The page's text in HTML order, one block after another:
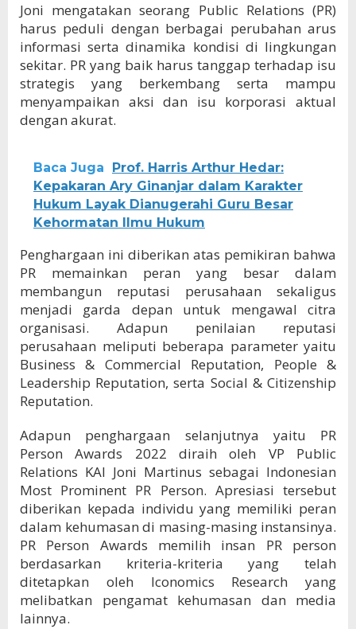
Joni mengatakan seorang Public Relations (PR)
harus peduli dengan berbagai perubahan arus
informasi serta dinamika kondisi di lingkungan
sekitar. PR yang baik harus tanggap terhadap isu
strategis yang berkembang serta mampu
menyampaikan aksi dan isu korporasi aktual
dengan akurat.
Baca Juga
Prof. Harris Arthur Hedar:
Kepakaran Ary Ginanjar dalam Karakter
Hukum Layak Dianugerahi Guru Besar
Kehormatan Ilmu Hukum
Penghargaan ini diberikan atas pemikiran bahwa
PR memainkan peran yang besar dalam
membangun reputasi perusahaan sekaligus
menjadi garda depan untuk mengawal citra
organisasi. Adapun penilaian reputasi
perusahaan meliputi beberapa parameter yaitu
Business & Commercial Reputation, People &
Leadership Reputation, serta Social & Citizenship
Reputation.
Adapun penghargaan selanjutnya yaitu PR
Person Awards 2022 diraih oleh VP Public
Relations KAI Joni Martinus sebagai Indonesian
Most Prominent PR Person. Apresiasi tersebut
diberikan kepada individu yang memiliki peran
dalam kehumasan di masing-masing instansinya.
PR Person Awards memilih insan PR person
berdasarkan kriteria-kriteria yang telah
ditetapkan oleh Iconomics Research yang
melibatkan pengamat kehumasan dan media
lainnya.